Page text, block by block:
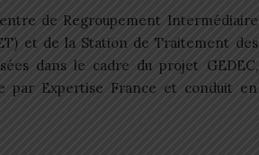
de Regroupement Intermédiaire
et de la Station de Traitement des
dans le cadre du projet GEDEC,
par Expertise France et conduit en